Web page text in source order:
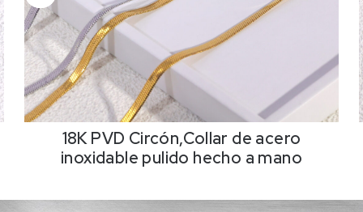
18K PVD Circón,Collar de acero
inoxidable pulido hecho a mano